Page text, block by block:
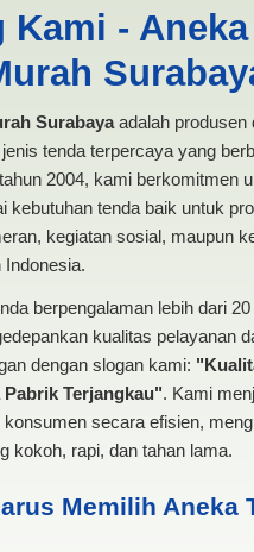
ANEKA
Kami - Aneka
Surabayaadalah produsen
tenda terpercaya yang
2004, kami berkomitmen
kebutuhan tenda baik untuk
kegiatan sosial, maupun
Indonesia.
berpengalaman lebih dari 20
kualitas pelayanan
dengan slogan kami:
Terjangkau". Kami
konsumen secara efisien,
kokoh, rapi, dan tahan lama.
Memilih Aneka